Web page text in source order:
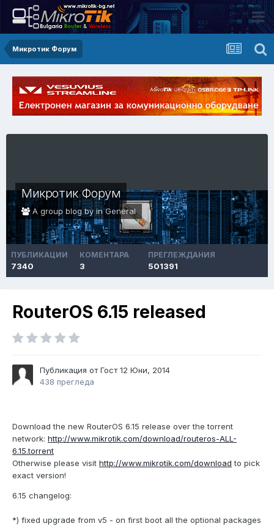
Микротик Форум
Микротик Форум
A group blog by inGeneral
ПУБЛИКАЦИИ
7340
КОМЕНТАРА
3
ПРЕГЛЕЖДАНИЯ
501391
RouterOS 6.15 released
Публикация от Гост12 Юни, 2014
438 прегледа
Download the new RouterOS 6.15 release over the torrent
network: http://www.mikrotik.com/download/routeros-ALL-
6.15.torrent
Otherwise please visit http://www.mikrotik.com/download to pick
exact version!
6.15 changelog:
*) fixed upgrade from v5 - on first boot all the optional packages